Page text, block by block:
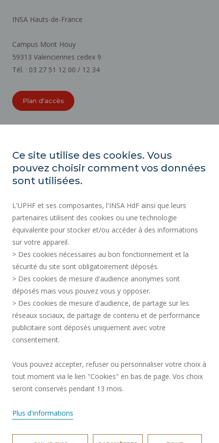
INSA Hauts-de-France
Campus Mont Houy
59313 Valenciennes cedex 9
Tél. : 03 27 51 12 00 / 12 34
Plan d'accès
PLAN DU SITE
DONNÉES PERSONNELLES
MARCHÉS PUBLICS
MENTIONS LÉGALES
CRÉDITS
ESPACE PRESSE
SERVICES PUBLICS +
CONTACTS
Rejoignez-nous!
Ce site utilise des cookies. Vous
pouvez choisir comment vos données
sont utilisées.
L'UPHF et ses composantes, l'INSA HdF ainsi que leurs
partenaires utilisent des cookies ou une technologie
équivalente pour stocker et/ou accéder à des informations
sur votre appareil.
> Des cookies nécessaires au bon fonctionnement et la
sécurité du site sont obligatoirement déposés.
> Des cookies de mesure d'audience anonymes sont
déposés mais vous pouvez vous y opposer.
> Des cookies de mesure d'audience, de partage sur les
réseaux sociaux, de partage de contenu et de performance
publicitaire sont déposés uniquement avec votre
consentement.
Vous pouvez accepter, refuser ou personnaliser votre choix à
tout moment via le lien "Cookies" en bas de page. Vos choix
seront conservés pendant 13 mois.
Plus d'informations